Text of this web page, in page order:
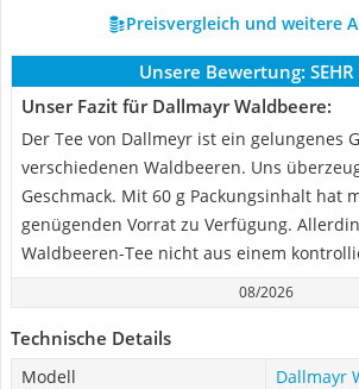
Preisvergleich und weitere
Unsere Bewertung:
Unser Fazit für Dallmayr Waldbeere:
Der Tee von Dallmeyr ist ein gelungenes
verschiedenen Waldbeeren. Uns
Geschmack. Mit 60 g Packungsinhalt hat
genügenden Vorrat zu Verfügung.
Waldbeeren-Tee nicht aus einem
08/2026
Technische Details
Modell
Dallmayr